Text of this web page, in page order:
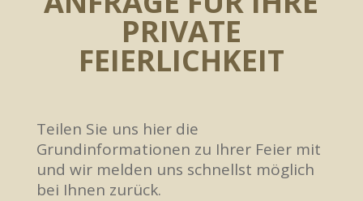
PRIVATE
FEIERLICHKEIT
Teilen Sie uns hier die
Grundinformationen zu Ihrer Feier mit
und wir melden uns schnellst möglich
bei Ihnen zurück.